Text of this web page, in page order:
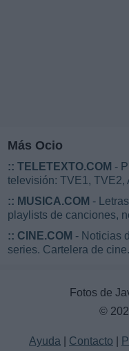
Más Ocio
:: TELETEXTO.COM -
televisión: TVE1, TVE2,
:: MUSICA.COM -
playlists de canciones,
:: CINE.COM - Noticias
series. Cartelera de
Fotos de
©
Ayuda Contacto